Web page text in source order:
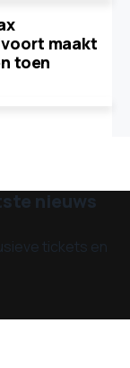
maakt
toen
nieuws
tickets en